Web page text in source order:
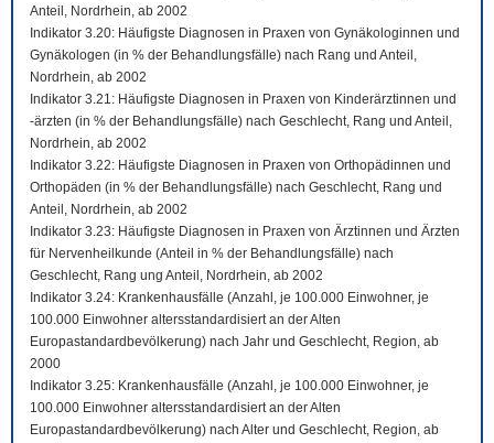
Anteil, Nordrhein, ab 2002
Indikator 3.20: Häufigste Diagnosen in Praxen von Gynäkologinnen und
Gynäkologen (in % der Behandlungsfälle) nach Rang und Anteil,
Nordrhein, ab 2002
Indikator 3.21: Häufigste Diagnosen in Praxen von Kinderärztinnen und
-ärzten (in % der Behandlungsfälle) nach Geschlecht, Rang und Anteil,
Nordrhein, ab 2002
Indikator 3.22: Häufigste Diagnosen in Praxen von Orthopädinnen und
Orthopäden (in % der Behandlungsfälle) nach Geschlecht, Rang und
Anteil, Nordrhein, ab 2002
Indikator 3.23: Häufigste Diagnosen in Praxen von Ärztinnen und Ärzten
für Nervenheilkunde (Anteil in % der Behandlungsfälle) nach
Geschlecht, Rang ung Anteil, Nordrhein, ab 2002
Indikator 3.24: Krankenhausfälle (Anzahl, je 100.000 Einwohner, je
100.000 Einwohner altersstandardisiert an der Alten
Europastandardbevölkerung) nach Jahr und Geschlecht, Region, ab
2000
Indikator 3.25: Krankenhausfälle (Anzahl, je 100.000 Einwohner, je
100.000 Einwohner altersstandardisiert an der Alten
Europastandardbevölkerung) nach Alter und Geschlecht, Region, ab